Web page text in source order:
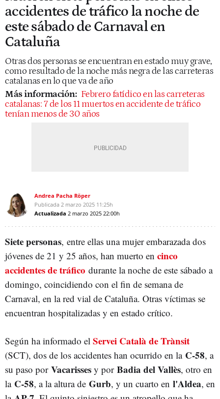
accidentes de tráfico la noche de
este sábado de Carnaval en
Cataluña
Otras dos personas se encuentran en estado muy grave,
como resultado de la noche más negra de las carreteras
catalanas en lo que va de año
Más información: Febrero fatídico en las carreteras
catalanas: 7 de los 11 muertos en accidente de tráfico
tenían menos de 30 años
Andrea Pacha Röper
Publicada 2 marzo 2025 11:25h
Actualizada 2 marzo 2025 22:00h
Siete personas, entre ellas una mujer embarazada dos
jóvenes de 21 y 25 años, han muerto en cinco
accidentes de tráfico durante la noche de este sábado a
domingo, coincidiendo con el fin de semana de
Carnaval, en la red vial de Cataluña. Otras víctimas se
encuentran hospitalizadas y en estado crítico.
Según ha informado el Servei Català de Trànsit
(SCT), dos de los accidentes han ocurrido en la C-58, a
su paso por Vacarisses y por Badia del Vallès, otro en
la C-58, a la altura de Gurb, y un cuarto en l'Aldea, en